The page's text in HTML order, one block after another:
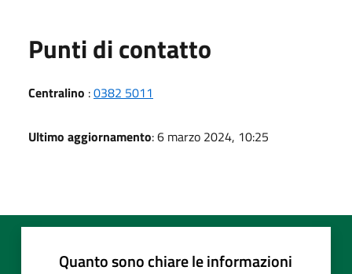
Punti di contatto
Centralino :0382 5011
Ultimo aggiornamento: 6 marzo 2024, 10:25
Quanto sono chiare le informazioni